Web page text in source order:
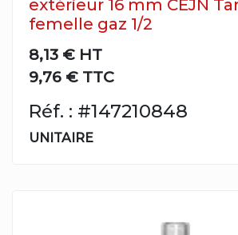
extérieur 16 mm CEJN
femelle gaz 1/2
8,13 € HT
9,76 € TTC
Réf. : #147210848
UNITAIRE